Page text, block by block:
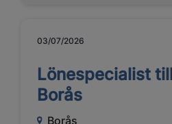
03/07/2026
Lönespecialist
Borås
Borås